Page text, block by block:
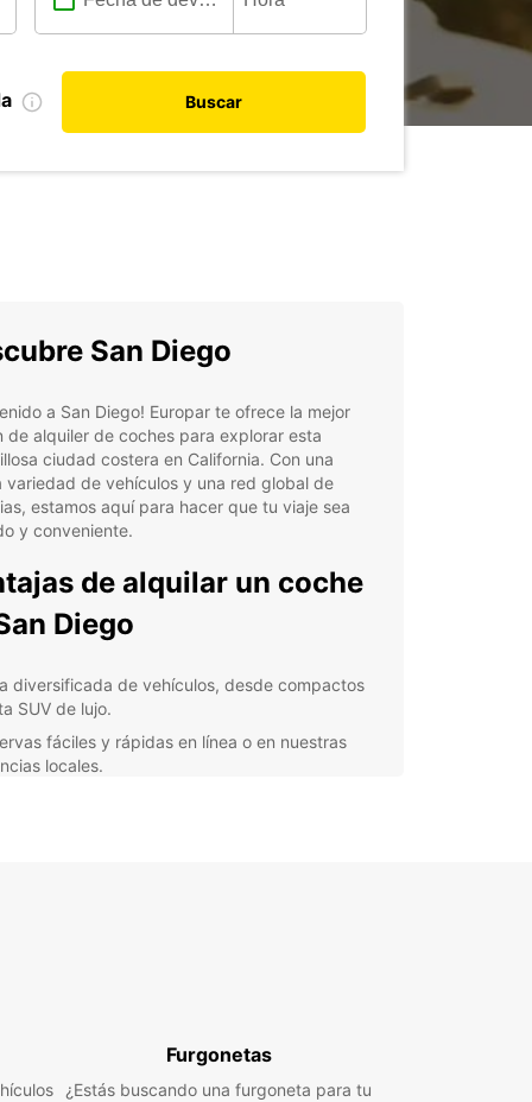
Buscar
San Diego
a San Diego! Europar te ofrece la mejor
de alquiler de coches para explorar esta
ciudad costera en California. Con una
variedad de vehículos y una red global de
estamos aquí para hacer que tu viaje sea
y conveniente.
de alquilar un coche
Diego
diversificada de vehículos, desde compactos
SUV de lujo.
fáciles y rápidas en línea o en nuestras
locales.
coche de Europcar, podrás descubrir los
Furgonetas
¿Estás buscando una furgoneta para tu